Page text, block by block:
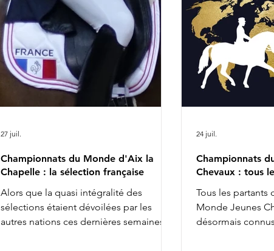
Championnats du Monde d'Aix la
Chapelle avec Braveheart, Charlotte
Dujardin ne retrouvera pas cette année
l'équipe anglaise chez les senio
Severucci HT
Glamdale WP
ICI
Championnats du Monde d'Aix la
Chapelle : la sélection française
Alors que la quasi intégralité des
sélections étaient dévoilées par les
autres nations ces dernières semaines,
27 juil.
Championnats
Chevaux : tous
Tous les partants
Monde Jeunes
désormais
24 juil.